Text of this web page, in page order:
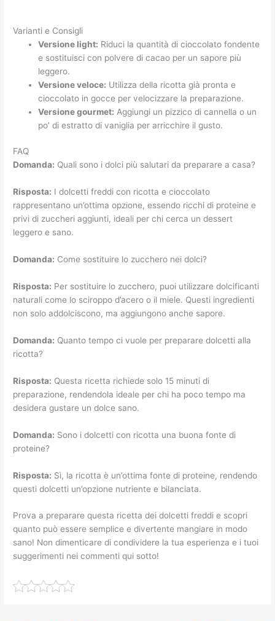
Varianti e Consigli
Versione light: Riduci la quantità di cioccolato fondente
e sostituisci con polvere di cacao per un sapore più
leggero.
Versione veloce: Utilizza della ricotta già pronta e
cioccolato in gocce per velocizzare la preparazione.
Versione gourmet: Aggiungi un pizzico di cannella o un
po’ di estratto di vaniglia per arricchire il gusto.
FAQ
Domanda: Quali sono i dolci più salutari da preparare a casa?
Risposta: I dolcetti freddi con ricotta e cioccolato
rappresentano un’ottima opzione, essendo ricchi di proteine e
privi di zuccheri aggiunti, ideali per chi cerca un dessert
leggero e sano.
Domanda: Come sostituire lo zucchero nei dolci?
Risposta: Per sostituire lo zucchero, puoi utilizzare dolcificanti
naturali come lo sciroppo d’acero o il miele. Questi ingredienti
non solo addolciscono, ma aggiungono anche sapore.
Domanda: Quanto tempo ci vuole per preparare dolcetti alla
ricotta?
Risposta: Questa ricetta richiede solo 15 minuti di
preparazione, rendendola ideale per chi ha poco tempo ma
desidera gustare un dolce sano.
Domanda: Sono i dolcetti con ricotta una buona fonte di
proteine?
Risposta: Sì, la ricotta è un’ottima fonte di proteine, rendendo
questi dolcetti un’opzione nutriente e bilanciata.
Prova a preparare questa ricetta dei dolcetti freddi e scopri
quanto può essere semplice e divertente mangiare in modo
sano! Non dimenticare di condividere la tua esperienza e i tuoi
suggerimenti nei commenti qui sotto!